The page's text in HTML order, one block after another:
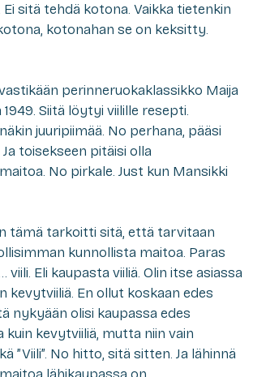
sitä tehdä kotona. Vaikka tietenkin
kotonahan se on keksitty.
perinneruokaklassikko Maija
Siitä löytyi viilille resepti.
juuripiimää. No perhana, pääsi
toisekseen pitäisi olla
. No pirkale. Just kun Mansikki
tämä tarkoitti sitä, että tarvitaan
kunnollista maitoa. Paras
viili. Eli kaupasta viiliä. Olin itse asiassa
kevytviiliä. En ollut koskaan edes
nykyään olisi kaupassa edes
kuin kevytviiliä, mutta niin vain
”Viili”. No hitto, sitä sitten. Ja lähinnä